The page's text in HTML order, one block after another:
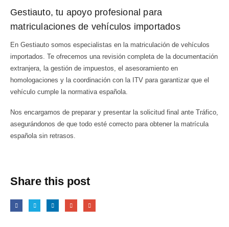
Gestiauto, tu apoyo profesional para
matriculaciones de vehículos importados
En Gestiauto somos especialistas en la matriculación de vehículos
importados. Te ofrecemos una revisión completa de la documentación
extranjera, la gestión de impuestos, el asesoramiento en
homologaciones y la coordinación con la ITV para garantizar que el
vehículo cumple la normativa española.
Nos encargamos de preparar y presentar la solicitud final ante Tráfico,
asegurándonos de que todo esté correcto para obtener la matrícula
española sin retrasos.
Share this post